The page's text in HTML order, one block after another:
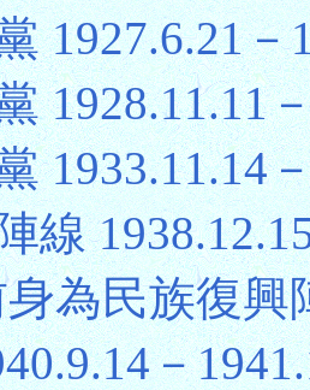
1927.6.21－
1928.11.11
1933.11.14
線
為民族復興
－